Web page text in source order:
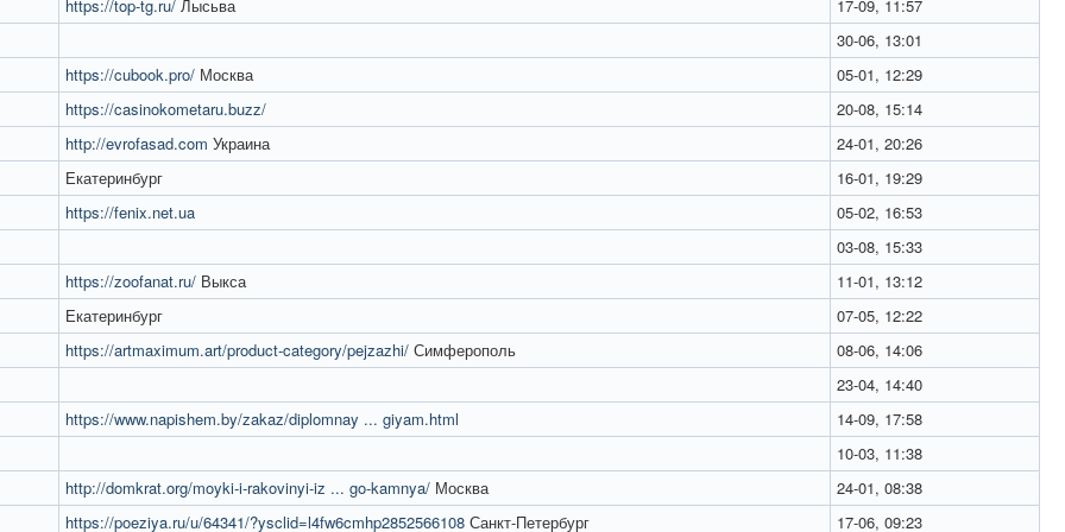
https://top-tg.ru/ Лысьва
17-09, 11:57
30-06, 13:01
https://cubook.pro/ Москва
05-01, 12:29
https://casinokometaru.buzz/
20-08, 15:14
http://evrofasad.com Украина
24-01, 20:26
Екатеринбург
16-01, 19:29
https://fenix.net.ua
05-02, 16:53
03-08, 15:33
https://zoofanat.ru/ Выкса
11-01, 13:12
Екатеринбург
07-05, 12:22
https://artmaximum.art/product-category/pejzazhi/ Симферополь
08-06, 14:06
23-04, 14:40
https://www.napishem.by/zakaz/diplomnay ... giyam.html
14-09, 17:58
10-03, 11:38
http://domkrat.org/moyki-i-rakovinyi-iz ... go-kamnya/ Москва
24-01, 08:38
https://poeziya.ru/u/64341/?ysclid=l4fw6cmhp2852566108 Санкт-Петербург 17-06, 09:23